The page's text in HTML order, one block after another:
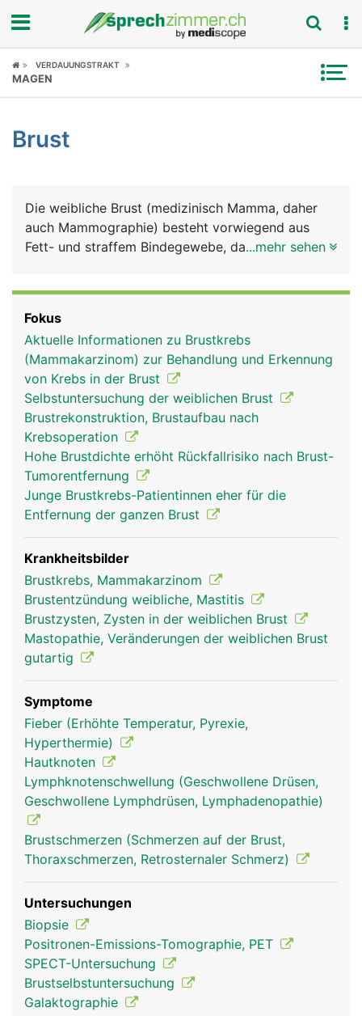
Fokus
Symptome
News
Rubriken
VERDAUUNGSTRAKT
MAGEN
Brust
Die weibliche Brust (medizinisch Mamma, daher
auch Mammographie) besteht vorwiegend aus
Fett- und straffem Bindegewebe, das wesentlich
Brustwarze münden. Die Brüste wachsen mit
Beginn der Geschlechtsreife, gesteuert von den
weiblichen Geschlechtsorganen (Östrogen,
Gestagen). Das äussere Erscheinungsbild der
Brüste - Grösse, Form, Brustwarzen und
Brustwarzenvorhof - ist von Frau zu Frau
verschieden. Die Hauptfunktion der weiblichen
Brust ist die Produktion der Muttermilch zur
Ernährung eines Säuglings in den ersten
Lebensmonaten. Unter dem Einfluss der
Geschlechtshormone vergrössern sich die Brüste
in der Schwangerschaft und beginnen kurz nach
der Entbindung mit der Milchproduktion, was
durch das Hormon Prolaktin aus der
Hirnanhangsdrüse in Gang gesetzt wird. Die Milch
enthält nicht nur die optimale Mischung aus
Nährstoffen sondern auch wichtige Antikörper der
Mutter, die das Neugeborene vor Infektionen
Menstruationszyklus kommt es zu einem
Anschwellen der Brüste als Vorbereitung auf eine
anstehende Schwangerschaft, die sich mit Beginn
der Monatsblutung wieder zurückbildet. Die Brüste
werden ausserdem durchzogen von Blutgefässen
zur Versorgung mit Nährstoffen und Hormonen
und von Lymphgefässen, die das Gewebewasser
(Lymphe) zu den Lymphknoten in den
Achselhöhlen leiten.
...mehr sehen
Fokus
Aktuelle Informationen zu Brustkrebs
(Mammakarzinom) zur Behandlung und Erkennung
von Krebs in der Brust
Selbstuntersuchung der weiblichen Brust
Brustrekonstruktion, Brustaufbau nach
Krebsoperation
Hohe Brustdichte erhöht Rückfallrisiko nach Brust-
Tumorentfernung
Junge Brustkrebs-Patientinnen eher für die
Entfernung der ganzen Brust
Krankheitsbilder
Brustkrebs, Mammakarzinom
Brustentzündung weibliche, Mastitis
Brustzysten, Zysten in der weiblichen Brust
Mastopathie, Veränderungen der weiblichen Brust
gutartig
Symptome
Fieber (Erhöhte Temperatur, Pyrexie,
Hyperthermie)
Hautknoten
Lymphknotenschwellung (Geschwollene Drüsen,
Geschwollene Lymphdrüsen, Lymphadenopathie)
Brustschmerzen (Schmerzen auf der Brust,
Thoraxschmerzen, Retrosternaler Schmerz)
Untersuchungen
Biopsie
Positronen-Emissions-Tomographie, PET
SPECT-Untersuchung
Brustselbstuntersuchung
Galaktographie